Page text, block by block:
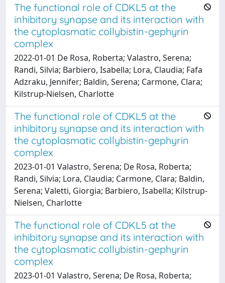
The functional role of CDKL5 at the
inhibitory synapse and its interaction with
the cytoplasmatic collybistin-gephyrin
complex
2022-01-01 De Rosa, Roberta; Valastro, Serena;
Randi, Silvia; Barbiero, Isabella; Lora, Claudia; Fafa
Adzraku, Jennifer; Baldin, Serena; Carmone, Clara;
Kilstrup-Nielsen, Charlotte
The functional role of CDKL5 at the
inhibitory synapse and its interaction with
the cytoplasmatic collybistin-gephyrin
complex
2023-01-01 Valastro, Serena; De Rosa, Roberta;
Randi, Silvia; Lora, Claudia; Carmone, Clara; Baldin,
Serena; Valetti, Giorgia; Barbiero, Isabella; Kilstrup-
Nielsen, Charlotte
The functional role of CDKL5 at the
inhibitory synapse and its interaction with
the cytoplasmatic collybistin-gephyrin
complex
2023-01-01 Valastro, Serena; De Rosa, Roberta;